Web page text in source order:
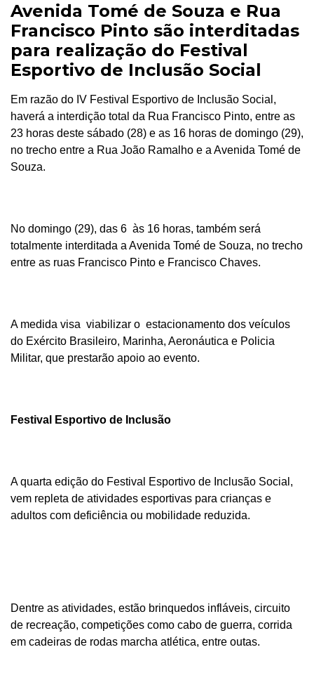
Avenida Tomé de Souza e Rua
Francisco Pinto são interditadas
para realização do Festival
Esportivo de Inclusão Social
Em razão do IV Festival Esportivo de Inclusão Social,
haverá a interdição total da Rua Francisco Pinto, entre as
23 horas deste sábado (28) e as 16 horas de domingo (29),
no trecho entre a Rua João Ramalho e a Avenida Tomé de
Souza.
No domingo (29), das 6 às 16 horas, também será
totalmente interditada a Avenida Tomé de Souza, no trecho
entre as ruas Francisco Pinto e Francisco Chaves.
A medida visa viabilizar o estacionamento dos veículos
do Exército Brasileiro, Marinha, Aeronáutica e Policia
Militar, que prestarão apoio ao evento.
Festival Esportivo de Inclusão
A quarta edição do Festival Esportivo de Inclusão Social,
vem repleta de atividades esportivas para crianças e
adultos com deficiência ou mobilidade reduzida.
Dentre as atividades, estão brinquedos infláveis, circuito
de recreação, competições como cabo de guerra, corrida
em cadeiras de rodas marcha atlética, entre outas.